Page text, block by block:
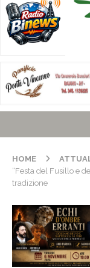
HOME
“Festa del Fusillo e
tradizione